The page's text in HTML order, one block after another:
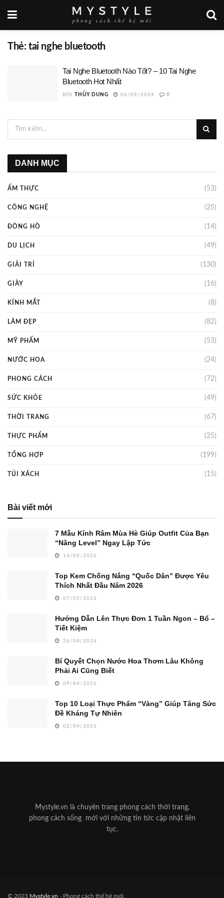
Thẻ: tai nghe bluetooth
Tai Nghe Bluetooth Nào Tốt? – 10 Tai Nghe
Bluetooth Hot Nhất
BỞI THÙY DUNG 06/09/2024 0
DANH MỤC
ẨM THỰC (53)
CÔNG NGHỆ (25)
ĐỒNG HỒ (14)
DU LỊCH (49)
GIẢI TRÍ (130)
GIÀY (16)
KÍNH MẮT (8)
LÀM ĐẸP (82)
MỸ PHẨM (53)
NƯỚC HOA (24)
PHONG CÁCH (72)
SỨC KHỎE (49)
THỜI TRANG (67)
THỰC PHẨM (25)
TỔNG HỢP (199)
TÚI XÁCH (15)
Bài viết mới
7 Mẫu Kính Râm Mùa Hè Giúp Outfit Của Bạn
“Nâng Level” Ngay Lập Tức
16/05/2026
Top Kem Chống Nắng “Quốc Dân” Được Yêu
Thích Nhất Đầu Năm 2026
07/05/2026
Hướng Dẫn Lên Thực Đơn 1 Tuần Ngon – Bổ –
Tiết Kiệm
26/04/2026
Bí Quyết Chọn Nước Hoa Thơm Lâu Không
Phải Ai Cũng Biết
09/04/2026
Top 10 Loại Thực Phẩm “Vàng” Giúp Tăng Sức
Đề Kháng Tự Nhiên
02/04/2026
Mystyle.vn là chuyên trang phong cách thời trang,
phong cách sống mới với những tin tức cập nhật liên
tục.
© 2023 Mystyle.vn - Phong cách thế hệ mới.